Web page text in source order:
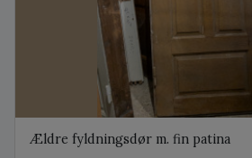
Ældre fyldningsdør m. fin patina